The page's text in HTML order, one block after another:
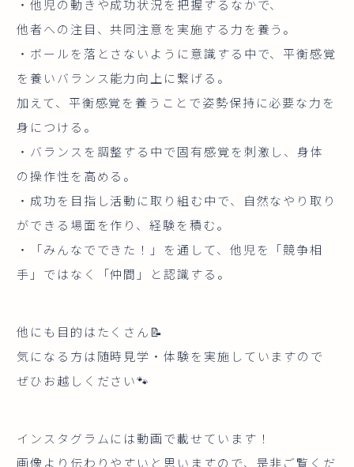
・他児の動きや成功状況を把握するなかで、
他者への注目、共同注意を実施する力を養う。
・ボールを落とさないように意識する中で、平衡感覚
を養いバランス能力向上に繋げる。
加えて、平衡感覚を養うことで姿勢保持に必要な力を
身につける。
・バランスを調整する中で固有感覚を刺激し、身体
の操作性を高める。
・成功を目指し活動に取り組む中で、自然なやり取り
ができる場面を作り、経験を積む。
・「みんなでできた！」を通して、他児を「競争相
手」ではなく「仲間」と認識する。
他にも目的はたくさん📝
気になる方は随時見学・体験を実施していますので
ぜひお越しください🐾
インスタグラムには動画で載せています！
画像より伝わりやすいと思いますので、是非ご覧くだ